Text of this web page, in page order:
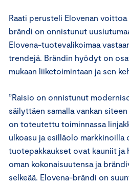
Raati perusteli Elovenan
brändi on onnistunut
Elovena-tuotevalikoimaa
trendejä. Brändin hyödyt on
mukaan liiketoimintaan ja sen
”Raisio on onnistunut
säilyttäen samalla vankan
on toteutettu toiminnassa
ulkoasu ja esilläolo markkinoilla
tuotepakkaukset ovat kauniit
oman kokonaisuutensa ja
selkeää. Elovena-brändi on